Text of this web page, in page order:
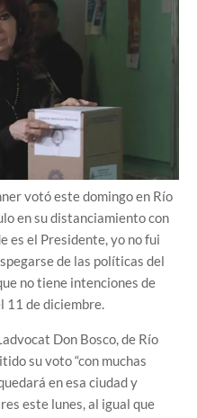
votó este domingo en Río
en su distanciamiento con
es el Presidente, yo no fui
de las políticas del
no tiene intenciones de
de diciembre.
Don Bosco, de Río
su voto “con muchas
en esa ciudad y
este lunes, al igual que